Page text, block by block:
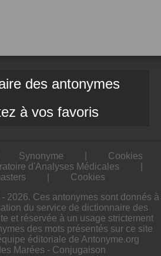
des antonymes
à vos favoris
Synonyme
Cookies
d'Analyses Médicales
Cookies
2026. Ces antonymes sont donnés à
du service de dictionnaire des
et réservée à un usage strictement
des mots présentés sur ce site
éditoriale de Antonyme.org
Marées - Conjugaison